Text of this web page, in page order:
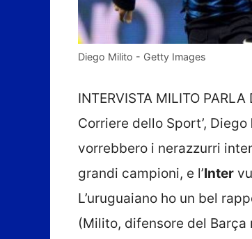
Diego Milito - Getty Images
INTERVISTA MILITO
Corriere dello Sport’, Diego
vorrebbero i nerazzurri
grandi campioni, e l’Inter
L’uruguaiano ho un bel
(Milito, difensore del Barça